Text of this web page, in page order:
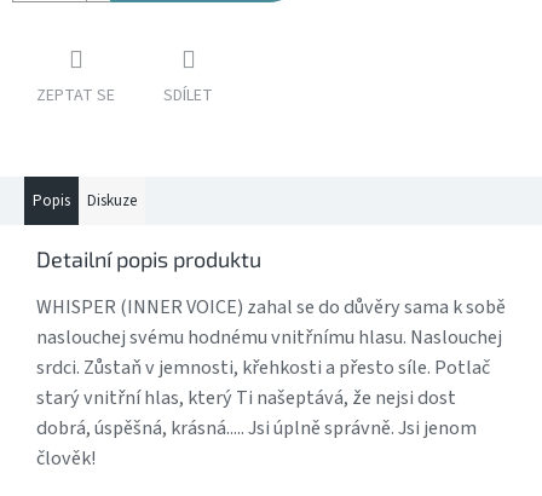
ZEPTAT SE SDÍLET
Popis Diskuze
Detailní popis produktu
WHISPER (INNER VOICE) zahal se do důvěry sama k sobě
naslouchej svému hodnému vnitřnímu hlasu. Naslouchej
srdci. Zůstaň v jemnosti, křehkosti a přesto síle. Potlač
starý vnitřní hlas, který Ti našeptává, že nejsi dost
dobrá, úspěšná, krásná..... Jsi úplně správně. Jsi jenom
člověk!